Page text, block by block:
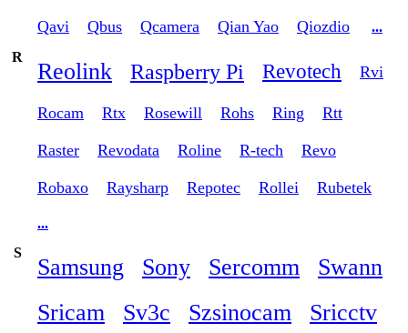
Qavi Qbus Qcamera Qian Yao Qiozdio
...
R
Reolink Raspberry Pi Revotech Rvi
Rocam Rtx Rosewill Rohs Ring Rtt
Raster Revodata Roline R-tech Revo
Robaxo Raysharp Repotec Rollei Rubetek
...
S
Samsung Sony Sercomm
Swann
Sricam
Sv3c Szsinocam
Sricctv